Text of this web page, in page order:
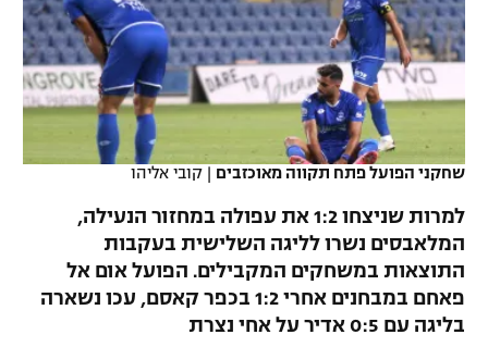
VOD
רץ ברשת
תוצאות
לוח שידורים
נבחרת ישראל
מכבי חיפה
בית"ר ירושלים
מכבי תל אביב
הפועל תל אביב
הפועל חיפה
ליגה ספרדית
ליגה איטלקית
ליגה צרפתית
ליגה הולנדית
ליגה סינית
כדורסל נשים
מכבי תל אביב
הפועל חולון
הפועל ירושלים
דני אבדיה
יורוליג
יורוקאפ
טניס
כדוריד
כדורעף
שחייה
ג'ודו
אגרוף
שחקני הפועל פתח תקווה מאוכזבים | קובי אליהו
למרות שניצחו 1:2 את עפולה במחזור הנעילה,
המלאבסים נשרו לליגה השלישית בעקבות
התוצאות במשחקים המקבילים. הפועל אום אל
פאחם במבחנים אחרי 1:2 בכפר קאסם, עכו נשארה
בליגה עם 0:5 אדיר על אחי נצרת